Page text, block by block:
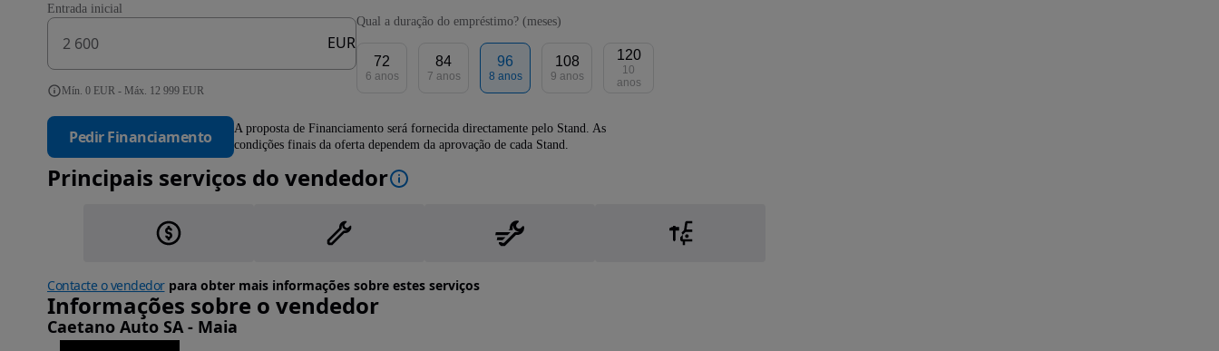
Entrada inicial
EUR
Mín. 0 EUR - Máx. 12 999 EUR
Qual a duração do empréstimo? (meses)
72
6 anos
84
7 anos
96
8 anos
108
9 anos
120
10
anos
Pedir Financiamento
A proposta de Financiamento será fornecida directamente pelo Stand. As
condições finais da oferta dependem da aprovação de cada Stand.
Principais serviços do vendedor
Contacte o vendedorpara obter mais informações sobre estes serviços
Informações sobre o vendedor
Caetano Auto SA - Maia